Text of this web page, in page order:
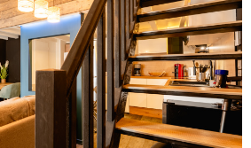
voir le
bien